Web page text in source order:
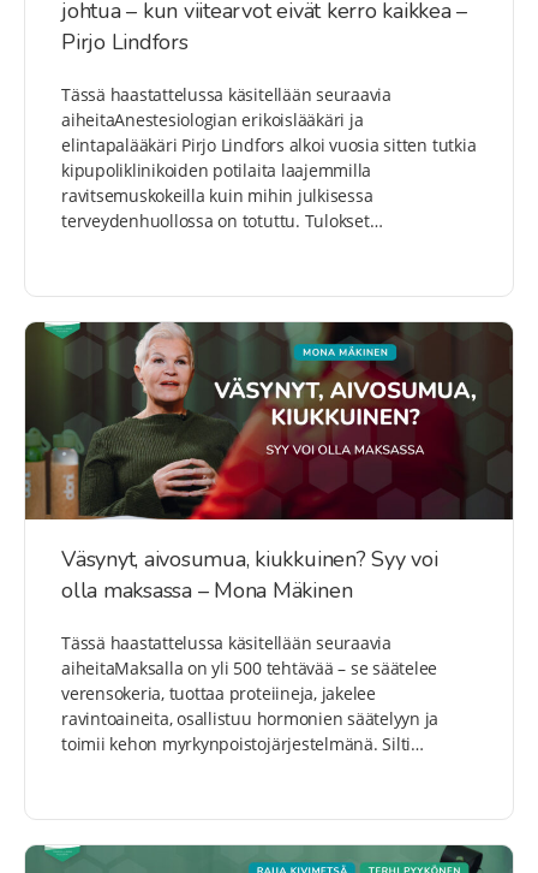
johtua – kun viitearvot eivät kerro kaikkea –
Pirjo Lindfors
Tässä haastattelussa käsitellään seuraavia
aiheitaAnestesiologian erikoislääkäri ja
elintapalääkäri Pirjo Lindfors alkoi vuosia sitten tutkia
kipupoliklinikoiden potilaita laajemmilla
ravitsemuskokeilla kuin mihin julkisessa
terveydenhuollossa on totuttu. Tulokset…
Väsynyt, aivosumua, kiukkuinen? Syy voi
olla maksassa – Mona Mäkinen
Tässä haastattelussa käsitellään seuraavia
aiheitaMaksalla on yli 500 tehtävää – se säätelee
verensokeria, tuottaa proteiineja, jakelee
ravintoaineita, osallistuu hormonien säätelyyn ja
toimii kehon myrkynpoistojärjestelmänä. Silti…